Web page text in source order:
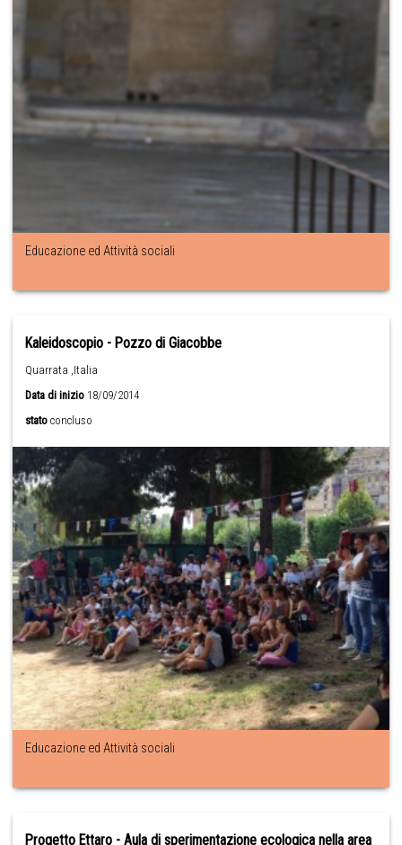
Educazione ed Attività sociali
Kaleidoscopio - Pozzo di Giacobbe
Quarrata ,Italia
Data di inizio 18/09/2014
stato concluso
Educazione ed Attività sociali
Progetto Ettaro - Aula di sperimentazione ecologica nella area